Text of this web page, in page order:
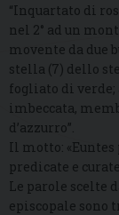
“Inquartato di
nel 2° ad un
movente da due
stella (7) dello
fogliato di verde;
imbeccata,
d’azzurro”.
Il motto: «Euntes
predicate e
Le parole scelte
episcopale sono